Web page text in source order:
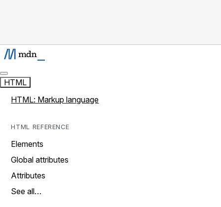
HTML
HTML: Markup language
HTML REFERENCE
Elements
Global attributes
Attributes
See all…